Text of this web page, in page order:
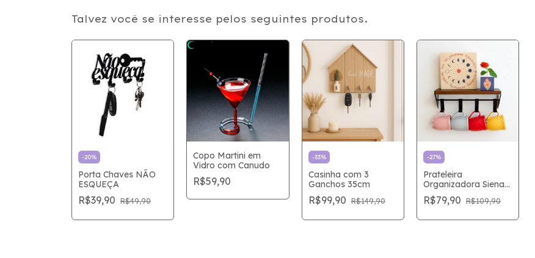
Talvez você se interesse pelos seguintes produtos.
-20%
Porta Chaves NÃO
ESQUEÇA
R$39,90 R$49,90
Copo Martini em
Vidro com Canudo
R$59,90
-33%
Casinha com 3
Ganchos 35cm
R$99,90 R$149,90
-27%
Prateleira
Organizadora Siena
com 4 Ganchos
R$79,90 R$109,90